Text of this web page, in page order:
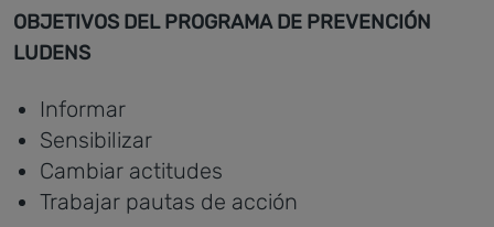
OBJETIVOS DEL PROGRAMA DE PREVENCIÓN
LUDENS
Informar
Sensibilizar
Cambiar actitudes
Trabajar pautas de acción